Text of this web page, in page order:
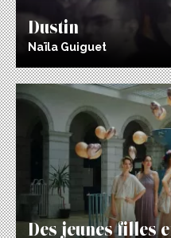
Dustin
Naïla Guiguet
Des jeunes filles